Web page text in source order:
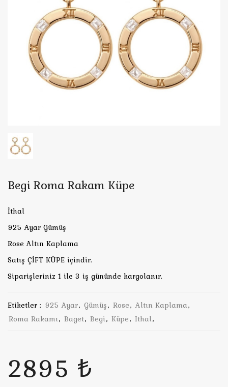
Begi Roma Rakam Küpe
İthal
925 Ayar Gümüş
Rose Altın Kaplama
Satış ÇİFT KÜPE içindir.
Siparişleriniz 1 ile 3 iş gününde kargolanır.
Etiketler : 925 Ayar, Gümüş, Rose, Altın Kaplama,
Roma Rakamı, Baget, Begi, Küpe, Ithal,
2895 ₺